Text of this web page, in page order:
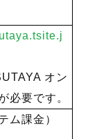
オン
必要です。
ム課金）